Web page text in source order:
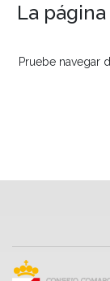
La
Pruebe navegar